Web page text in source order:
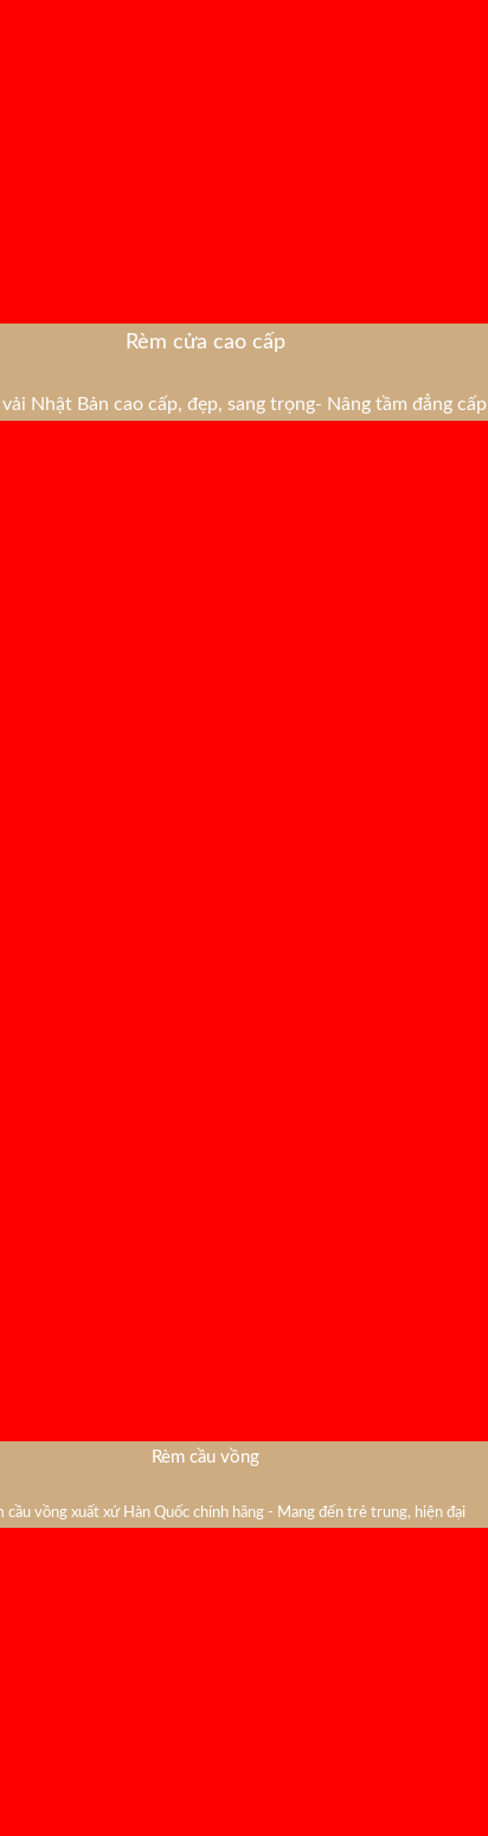
Rèm cửa cao cấp
Nhật Bản cao cấp, đẹp, sang trọng- Nâng tầm đẳng cấp
Rèm cầu vồng
cầu vồng xuất xứ Hàn Quốc chính hãng - Mang đến trẻ trung, hiện đại